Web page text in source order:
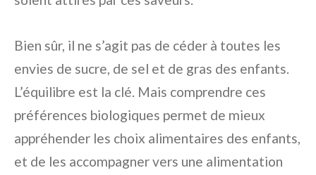
Bien sûr, il ne s’agit pas de céder à toutes les
envies de sucre, de sel et de gras des enfants.
L’équilibre est la clé. Mais comprendre ces
préférences biologiques permet de mieux
appréhender les choix alimentaires des enfants,
et de les accompagner vers une alimentation